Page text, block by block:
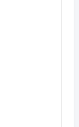
aan